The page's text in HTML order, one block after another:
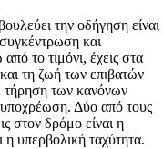
την οδήγηση είναι
και
το τιμόνι, έχεις στα
τη ζωή των επιβατών
των κανόνων
υποχρέωση. Δύο από τους
στον δρόμο είναι η
υπερβολική ταχύτητα.